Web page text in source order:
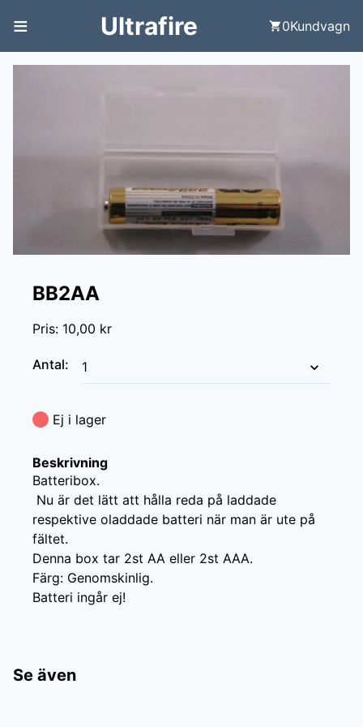
≡ Ultrafire 0Kundvagn
BB2AA
Pris: 10,00 kr
Antal:
Ej i lager
Beskrivning
Batteribox.
respektive oladdade batteri när man är ute på
fältet.
Denna box tar 2st AA eller 2st AAA.
Färg: Genomskinlig.
Batteri ingår ej!
Se även